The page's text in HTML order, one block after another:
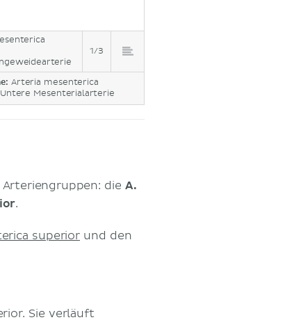
1/3
Arteria mesenterica
Untere Mesenterialarterie
Arteriengruppen: dieA.
.
superiorund den
Sie verläuft